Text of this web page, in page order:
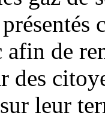
afin de
des
leur